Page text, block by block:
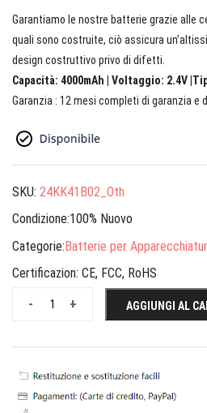
Garantiamo le nostre batterie grazie alle
quali sono costruite, ciò assicura
design costruttivo privo di difetti.
Capacità: 4000mAh | Voltaggio: 2.4V
Garanzia : 12 mesi completi di garanzia e
SKU: 24KK41B02_Oth
Condizione:100% Nuovo
Categorie:Batterie per
Certificazion: CE, FCC, RoHS
+
- AGGIUNGI AL